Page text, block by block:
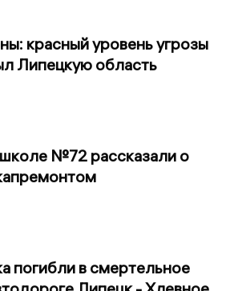
красный уровень угрозы
Липецкую область
№72 рассказали о
погибли в смертельное